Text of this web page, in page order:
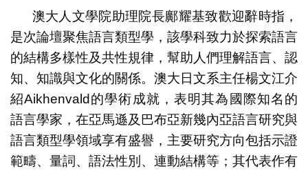
澳大人文學院助理院長鄺耀基致歡迎辭時指，
是次論壇聚焦語言類型學，該學科致力於探索語言
的結構多樣性及共性規律，幫助人們理解語言、認
知、知識與文化的關係。澳大日文系主任楊文江介
紹Aikhenvald的學術成就，表明其為國際知名的
語言學家，在亞馬遜及巴布亞新幾內亞語言研究與
語言類型學領域享有盛譽，主要研究方向包括示證
範疇、量詞、語法性別、連動結構等；其代表作有